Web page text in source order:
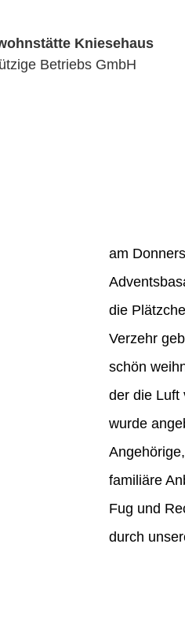
Kniesehaus
Betriebs GmbH
am
die
Verzehr
schön
der die Luft
wurde
familiäre
Fug und
durch